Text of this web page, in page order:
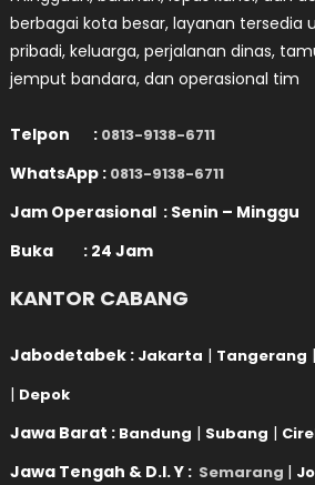
berbagai kota besar, layanan tersedia
pribadi, keluarga, perjalanan dinas,
jemput bandara, dan operasional tim
Telpon : 0813-9138-6711
WhatsApp : 0813-9138-6711
Jam Operasional : Senin – Minggu
Buka : 24 Jam
KANTOR CABANG
Jabodetabek : Jakarta | Tangerang |
| Depok
Jawa Barat : Bandung | Subang |
Jawa Tengah & D.I. Y : Semarang |